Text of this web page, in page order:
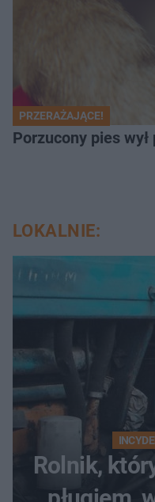
PRZERAŻAJĄCE!
Porzucony pies
LOKALNIE:
Rolnik,